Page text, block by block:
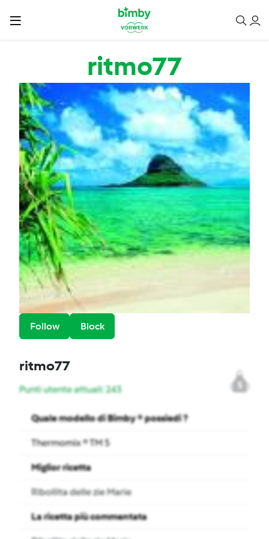
Salta al contenuto principale
ritmo77
Follow Block
ritmo77
5
Punti utente attuali: 243
Quale modello di Bimby ® possiedi ?
Thermomix ® TM 5
Miglior ricetta
Ribollita delle zie Marie
La ricetta più commentata